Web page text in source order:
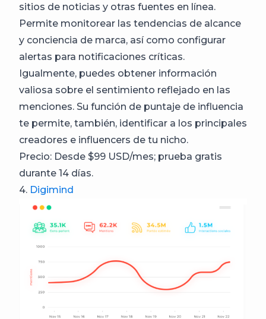
sitios de noticias y otras fuentes en línea.
Permite monitorear las tendencias de alcance
y conciencia de marca, así como configurar
alertas para notificaciones críticas.
Igualmente, puedes obtener información
valiosa sobre el sentimiento reflejado en las
menciones. Su función de puntaje de influencia
te permite, también, identificar a los principales
creadores e influencers de tu nicho.
Precio: Desde $99 USD/mes; prueba gratis
durante 14 días.
4. Digimind